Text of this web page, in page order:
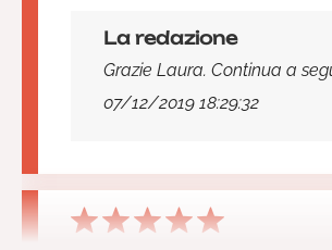
La redazione
Grazie Laura. Continua a
07/12/2019 18:29:32